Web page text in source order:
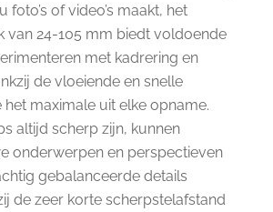
foto’s of video’s maakt, het
van 24-105 mm biedt voldoende
met kadrering en
de vloeiende en snelle
maximale uit elke opname.
altijd scherp zijn, kunnen
onderwerpen en perspectieven
gebalanceerde details
de zeer korte scherpstelafstand